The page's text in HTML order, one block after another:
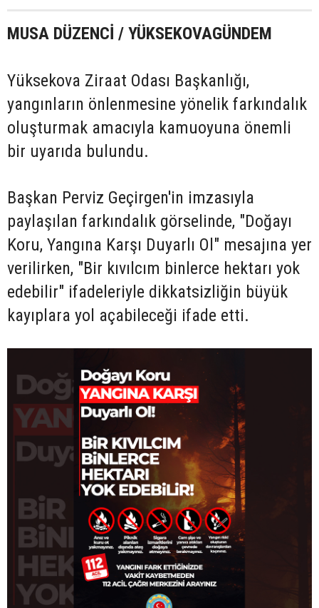
MUSA DÜZENCİ / YÜKSEKOVAGÜNDEM
Yüksekova Ziraat Odası Başkanlığı,
yangınların önlenmesine yönelik farkındalık
oluşturmak amacıyla kamuoyuna önemli
bir uyarıda bulundu.
Başkan Perviz Geçirgen'in imzasıyla
paylaşılan farkındalık görselinde, "Doğayı
Koru, Yangına Karşı Duyarlı Ol" mesajına yer
verilirken, "Bir kıvılcım binlerce hektarı yok
edebilir" ifadeleriyle dikkatsizliğin büyük
kayıplara yol açabileceği ifade etti.